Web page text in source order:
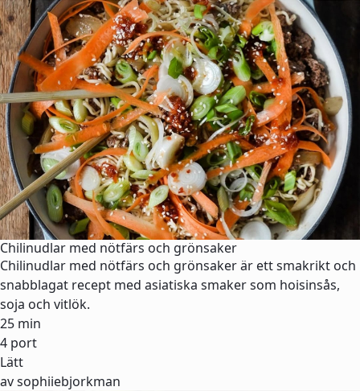
Chilinudlar med nötfärs och grönsaker
Chilinudlar med nötfärs och grönsaker är ett smakrikt och
snabblagat recept med asiatiska smaker som hoisinsås,
soja och vitlök.
25 min
4 port
Lätt
av sophiiebjorkman